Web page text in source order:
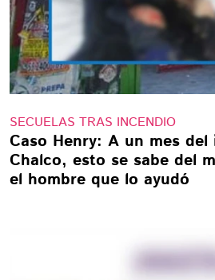
SECUELAS TRAS INCENDIO
Caso Henry: A un mes del
Chalco, esto se sabe del
el hombre que lo ayudó